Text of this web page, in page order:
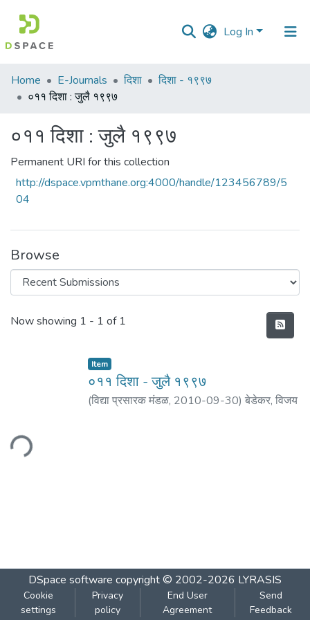
Log In
Communities
&
All of DSpace
Statistics
Home E-Journals दिशा
दिशा - १९९७
०११ दिशा : जुलै १९९७
०११ दिशा : जुलै १९९७
Permanent URI for this collection
http://dspace.vpmthane.org:4000/handle/123456789/5
04
Browse
Recent Submissions
Now showing 1 - 1 of 1
Item
०११ दिशा - जुलै १९९७
(विद्या प्रसारक मंडळ, 2010-09-30) बेडेकर, विजय
DSpace software copyright © 2002-2026 LYRASIS
Cookie
settings
Privacy
policy
End User
Agreement
Send
Feedback